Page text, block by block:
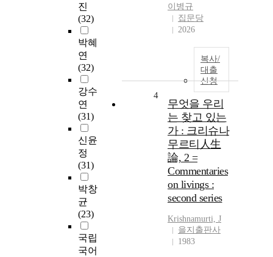
진
(32)
박혜
연
(32)
강수
연
(31)
신윤
정
(31)
박창
균
(23)
국립
국어
이병규
집문당
2026
복사/
대출
신청
4
무엇을 우리
는 찾고 있는
가 : 크리슈나
무르티人生
論, 2 =
Commentaries
on livings :
second series
Krishnamurti, J
을지출판사
1983